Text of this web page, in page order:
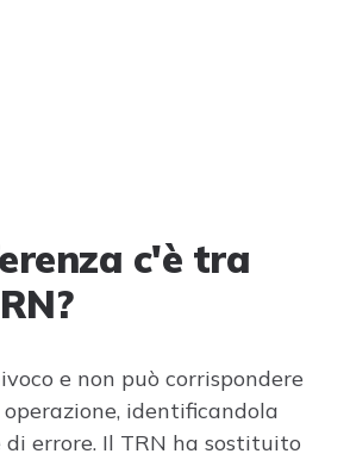
c'è tra
e non può corrispondere
identificandola
di errore. Il TRN ha sostituito